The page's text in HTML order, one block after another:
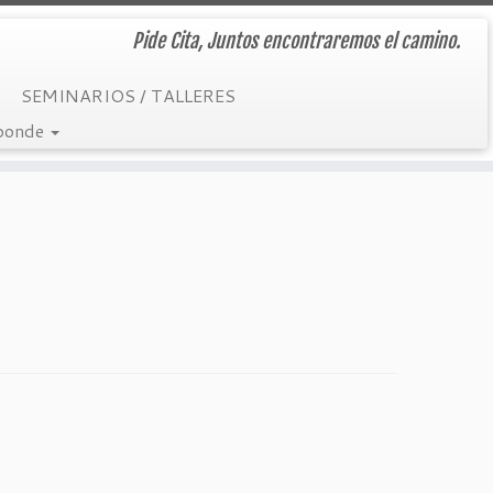
Pide Cita, Juntos encontraremos el camino.
SEMINARIOS / TALLERES